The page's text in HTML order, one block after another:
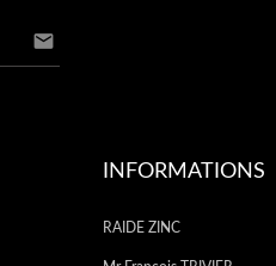

INFORMATIONS
RAIDE ZINC